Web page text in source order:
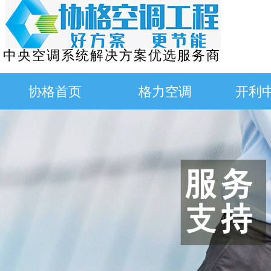
中央空调系统解决方案优选服务商
协格首页 格力空调 开利